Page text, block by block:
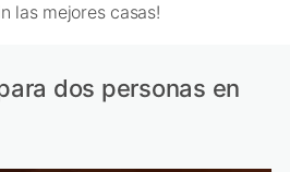
las mejores casas!
dos personas en